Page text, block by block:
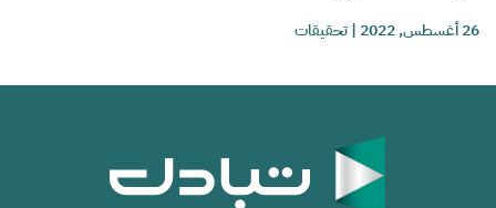
26 أغسطس, 2022 |تحقيقات